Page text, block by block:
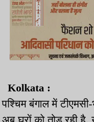
Kolkata :
पश्चिम बंगाल में